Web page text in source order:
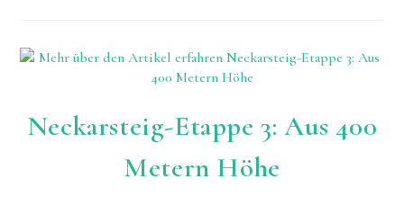
Champion
Neckarsteig-Etappe 3: Aus 400
Metern Höhe